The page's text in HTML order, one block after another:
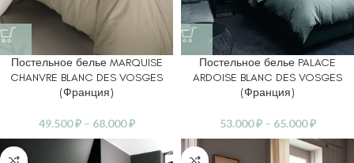
Постельное белье MARQUISE
CHANVRE BLANC DES VOSGES
(Франция)
49.500₽ – 68.000₽
Постельное белье PALACE
ARDOISE BLANC DES VOSGES
(Франция)
53.000₽ – 65.000₽